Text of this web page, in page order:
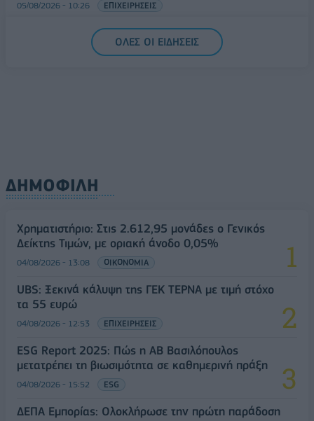
05/08/2026 - 10:26 ΕΠΙΧΕΙΡΗΣΕΙΣ
ΟΛΕΣ ΟΙ ΕΙΔΗΣΕΙΣ
ΔΗΜΟΦΙΛΗ
Χρηματιστήριο: Στις 2.612,95 μονάδες ο Γενικός
Δείκτης Τιμών, με οριακή άνοδο 0,05%
04/08/2026 - 13:08 ΟΙΚΟΝΟΜΙΑ
UBS: Ξεκινά κάλυψη της ΓΕΚ ΤΕΡΝΑ με τιμή στόχο
τα 55 ευρώ
04/08/2026 - 12:53 ΕΠΙΧΕΙΡΗΣΕΙΣ
ESG Report 2025: Πώς η ΑΒ Βασιλόπουλος
μετατρέπει τη βιωσιμότητα σε καθημερινή πράξη
04/08/2026 - 15:52 ESG
ΔΕΠΑ Εμπορίας: Ολοκλήρωσε την πρώτη παράδοση